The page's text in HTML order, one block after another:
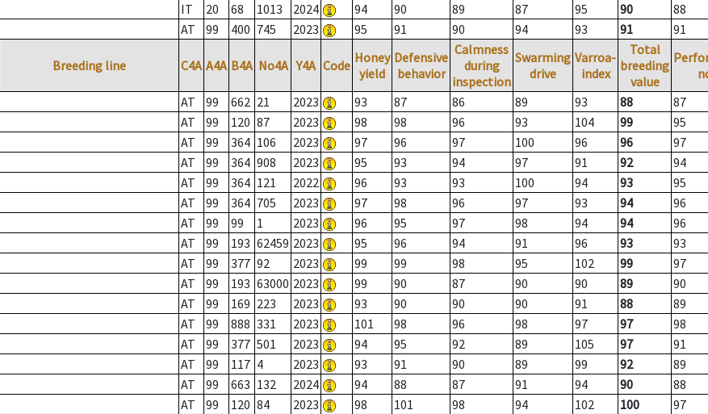
IT 20 68 1013 2024 94 90 89 87 95 90
88
AT 99 400 745 2023 95 91 90 94 93 91 91
Breeding line C4A A4A B4A No4A Y4A Code Honey
yield
Defensive
behavior
Calmness
during
inspection
Swarming
drive
Varroa-
index
Total
breeding
value
AT 99 662 21 2023 93 87 86 89 93 88
87
AT 99 120 87 2023 98 98 96 93 104 99
95
AT 99 364 106 2023 97 96 97 100 96 96
97
AT 99 364 908 2023 95 93 94 97 91 92
94
AT 99 364 121 2022 96 93 93 100 94 93
95
AT 99 364 705 2023 97 98 96 97 93 94
96
AT 99 99 1 2023 96 95 97 98 94 94
96
AT 99 193 62459 2023 95 96 94 91 96 93
93
AT 99 377 92 2023 99 99 98 95 102 99
97
AT 99 193 63000 2023 99 90 87 90 90 89
90
AT 99 169 223 2023 93 90 90 90 91 88
89
AT 99 888 331 2023 101 98 96 98 97 97
98
AT 99 377 501 2023 94 95 92 89 105 97
91
AT 99 117 4 2023 93 91 90 89 99 92
89
AT 99 663 132 2024 94 88 87 91 94 90
88
AT 99 120 84 2023 98 101 98 94 102 100
97